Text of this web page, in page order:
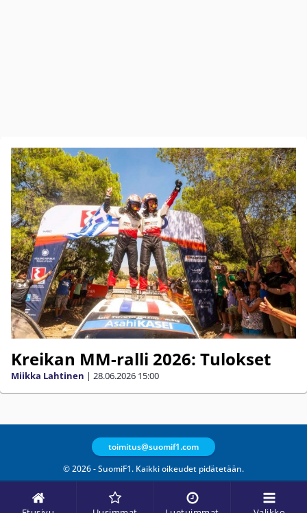
Kreikan MM-ralli 2026: Tulokset
Miikka Lahtinen | 28.06.2026 15:00
© 2026 - SuomiF1. Kaikki oikeudet pidätetään.
toimitus@suomif1.com